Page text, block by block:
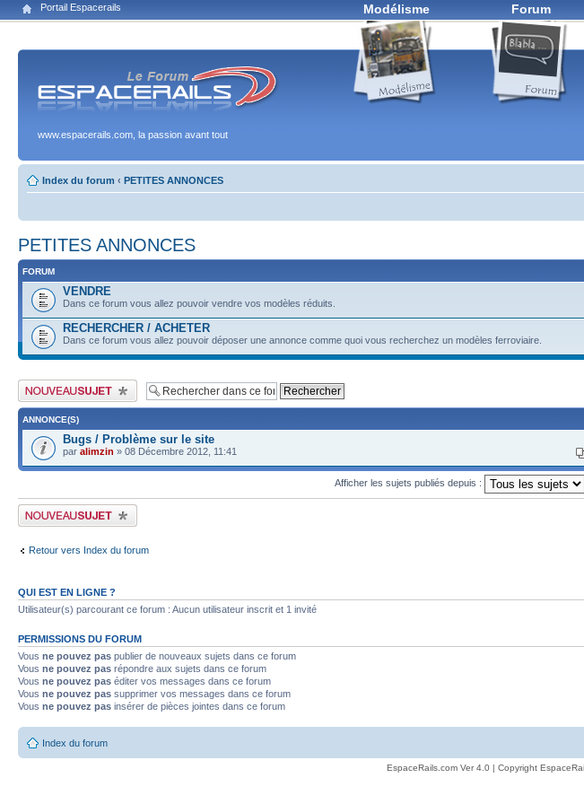
Portail Espacerails Modélisme Forum
www.espacerails.com, la passion avant tout
Index du forum ‹ PETITES ANNONCES
PETITES ANNONCES
FORUM
VENDRE
Dans ce forum vous allez pouvoir vendre vos modèles réduits.
RECHERCHER / ACHETER
Dans ce forum vous allez pouvoir déposer une annonce comme quoi vous recherchez un modèles ferroviaire.
Publier un nouveau sujet
ANNONCE(S)
Bugs / Problème sur le site
par alimzin » 08 Décembre 2012, 11:41
Afficher les sujets publiés depuis :
Publier un nouveau sujet
Retour vers Index du forum
QUI EST EN LIGNE ?
Utilisateur(s) parcourant ce forum : Aucun utilisateur inscrit et 1 invité
PERMISSIONS DU FORUM
Vous ne pouvez pas publier de nouveaux sujets dans ce forum
Vous ne pouvez pas répondre aux sujets dans ce forum
Vous ne pouvez pas éditer vos messages dans ce forum
Vous ne pouvez pas supprimer vos messages dans ce forum
Vous ne pouvez pas insérer de pièces jointes dans ce forum
Index du forum
EspaceRails.com Ver 4.0 | Copyright